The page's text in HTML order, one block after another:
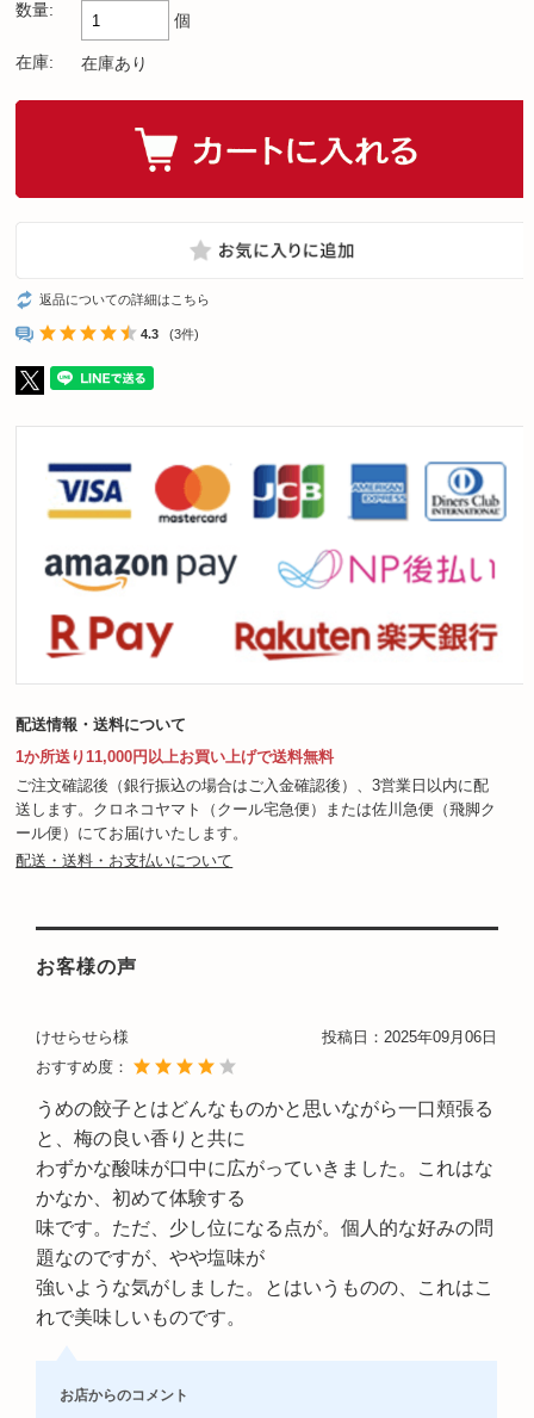
数量:
個
在庫: 在庫あり
返品についての詳細はこちら
4.3 (3件)
配送情報・送料について
1か所送り11,000円以上お買い上げで送料無料
ご注文確認後（銀行振込の場合はご入金確認後）、3営業日以内に配
送します。クロネコヤマト（クール宅急便）または佐川急便（飛脚ク
ール便）にてお届けいたします。
配送・送料・お支払いについて
お客様の声
けせらせら様 投稿日： 2025年09月06日
おすすめ度：
うめの餃子とはどんなものかと思いながら一口頬張る
と、梅の良い香りと共に
わずかな酸味が口中に広がっていきました。これはな
かなか、初めて体験する
味です。ただ、少し位になる点が。個人的な好みの問
題なのですが、やや塩味が
強いような気がしました。とはいうものの、これはこ
れで美味しいものです。
お店からのコメント